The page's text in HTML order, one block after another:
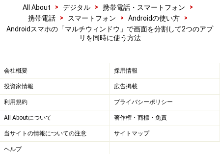
画面上部に選択したアプリが表示され、画面下部の「分
割画面アプリを選択」からアプリを選択します。
「分割画面アプリを選択」
4.
画面下部にアプリが表示され、2つのアプリが同時に表
示され、マルチウィンドウ機能が起動しました。
All About > デジタル > 携帯電話・スマートフォン
>
携帯電話
> スマートフォン > Androidの使い方
>
Androidスマホの「マルチウィンドウ」で画面を分割して2つのアプ
リを同時に使う方法
会社概要 採用情報
投資家情報 広告掲載
利用規約 プライバシーポリシー
All Aboutについて 著作権・商標・免責
当サイトの情報についての注意 サイトマップ
ヘルプ